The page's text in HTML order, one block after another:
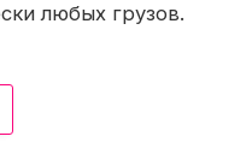
любых грузов.